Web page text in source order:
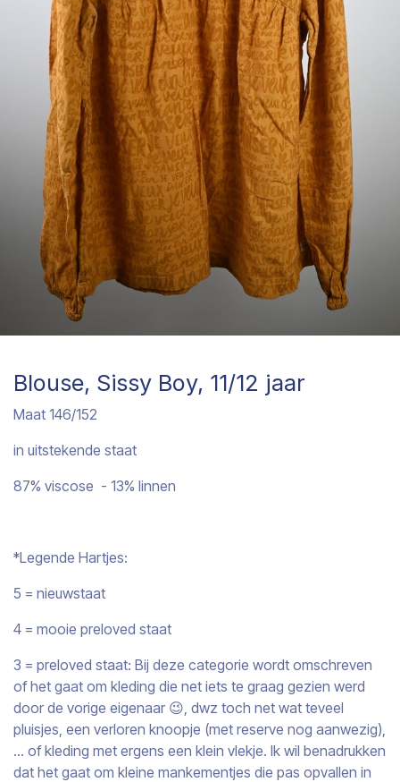
Blouse, Sissy Boy, 11/12 jaar
Maat 146/152
in uitstekende staat
87% viscose - 13% linnen
*Legende Hartjes:
5 = nieuwstaat
4 = mooie preloved staat
3 = preloved staat: Bij deze categorie wordt omschreven
of het gaat om kleding die net iets te graag gezien werd
door de vorige eigenaar 😉, dwz toch net wat teveel
pluisjes, een verloren knoopje (met reserve nog aanwezig),
… of kleding met ergens een klein vlekje. Ik wil benadrukken
dat het gaat om kleine mankementjes die pas opvallen in